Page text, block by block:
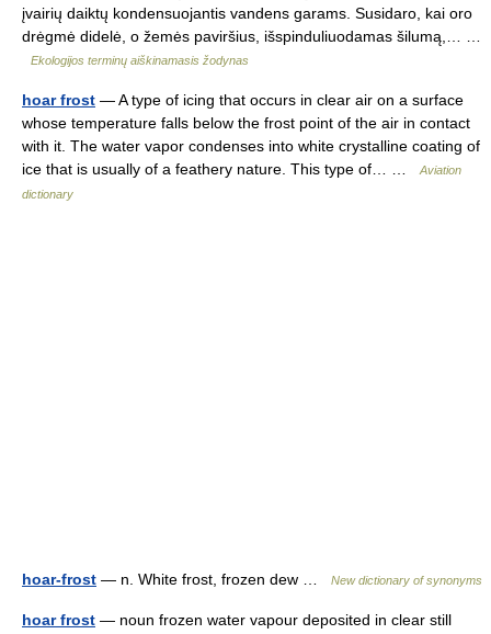
įvairių daiktų kondensuojantis vandens garams. Susidaro, kai oro
drėgmė didelė, o žemės paviršius, išspinduliuodamas šilumą,… …
Ekologijos terminų aiškinamasis žodynas
hoar frost — A type of icing that occurs in clear air on a surface
whose temperature falls below the frost point of the air in contact
with it. The water vapor condenses into white crystalline coating of
ice that is usually of a feathery nature. This type of… …
Aviation
dictionary
hoar-frost — n. White frost, frozen dew … New dictionary of synonyms
hoar frost — noun frozen water vapour deposited in clear still